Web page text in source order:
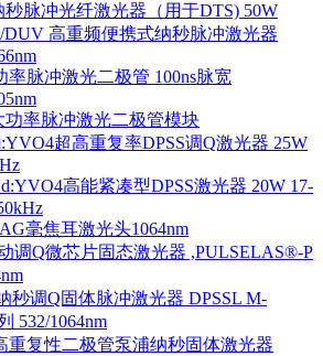
秒脉冲光纤激光器（用于DTS) 50W
DUV 高重频便携式纳秒脉冲激光器
率脉冲激光二极管 100ns脉宽
功率脉冲激光二极管模块
超高重复率DPSS调Q激光器 25W
高能紧凑型DPSS激光器 20W 17-
毫焦耳激光头1064nm
调Q微芯片固态激光器 ,PULSELAS®-P
秒调Q固体脉冲激光器 DPSSL M-
532/1064nm
重复性二极管泵浦纳秒固体激光器